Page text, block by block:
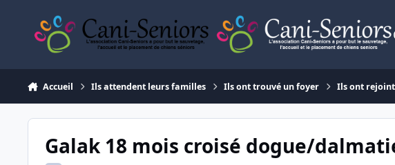
Accueil Ils attendent leurs familles Ils ont trouvé un foyer Ils ont
Galak 18 mois croisé dogue/